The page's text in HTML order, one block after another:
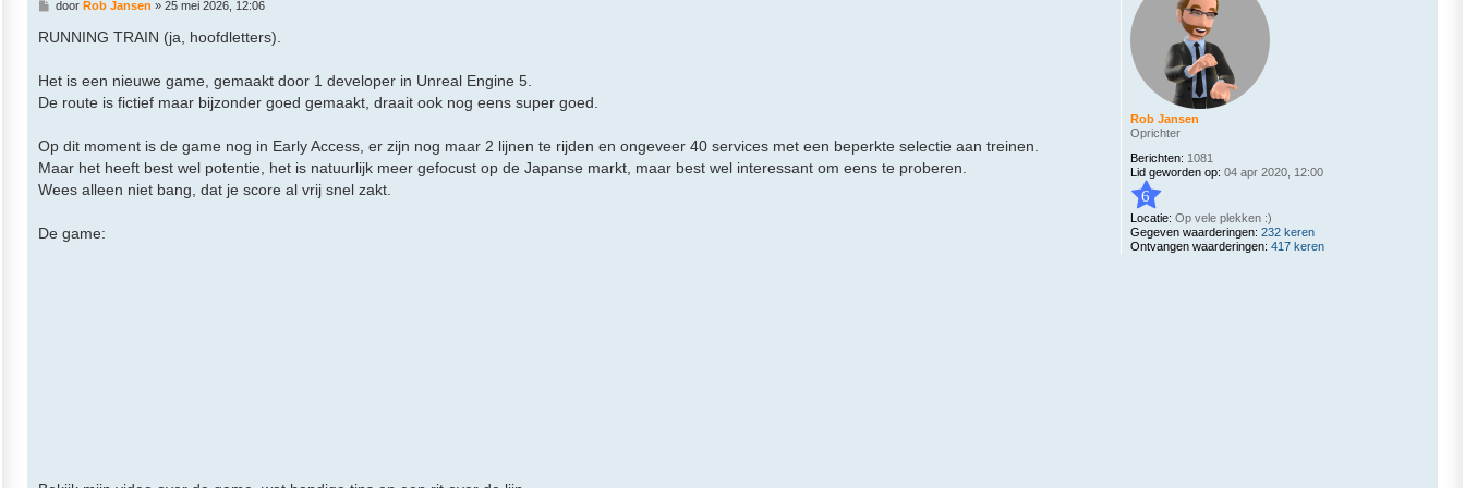
Rob Jansen
Oprichter
Berichten: 1081
Lid geworden op: 04 apr 2020, 12:00
6
Locatie: Op vele plekken :)
Gegeven waarderingen: 232 keren
Ontvangen waarderingen: 417 keren
B
r
i
t
door Rob Jansen » 25 mei 2026, 12:06
RUNNING TRAIN (ja, hoofdletters).
Het is een nieuwe game, gemaakt door 1 developer in Unreal Engine 5.
De route is fictief maar bijzonder goed gemaakt, draait ook nog eens super goed.
Op dit moment is de game nog in Early Access, er zijn nog maar 2 lijnen te rijden en ongeveer 40 services met een beperkte selectie aan treinen.
Maar het heeft best wel potentie, het is natuurlijk meer gefocust op de Japanse markt, maar best wel interessant om eens te proberen.
Wees alleen niet bang, dat je score al vrij snel zakt.
De game: